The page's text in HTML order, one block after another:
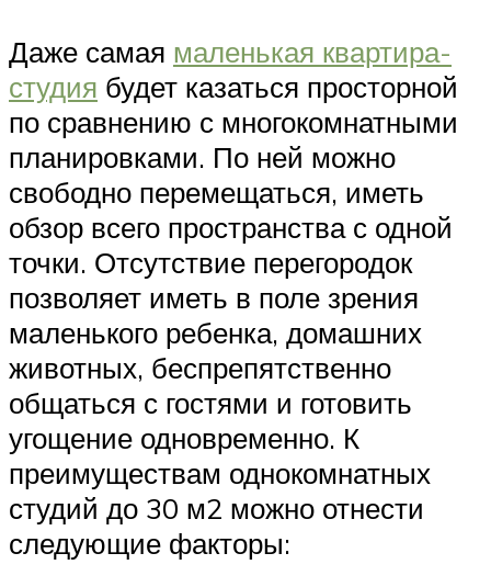
Даже самая маленькая квартира-
студия будет казаться просторной
по сравнению с многокомнатными
планировками. По ней можно
свободно перемещаться, иметь
обзор всего пространства с одной
точки. Отсутствие перегородок
позволяет иметь в поле зрения
маленького ребенка, домашних
животных, беспрепятственно
общаться с гостями и готовить
угощение одновременно. К
преимуществам однокомнатных
студий до 30 м2 можно отнести
следующие факторы: